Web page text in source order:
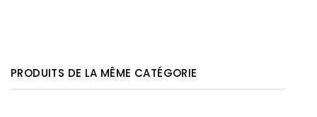
PRODUITS DE LA MÊME CATÉGORIE